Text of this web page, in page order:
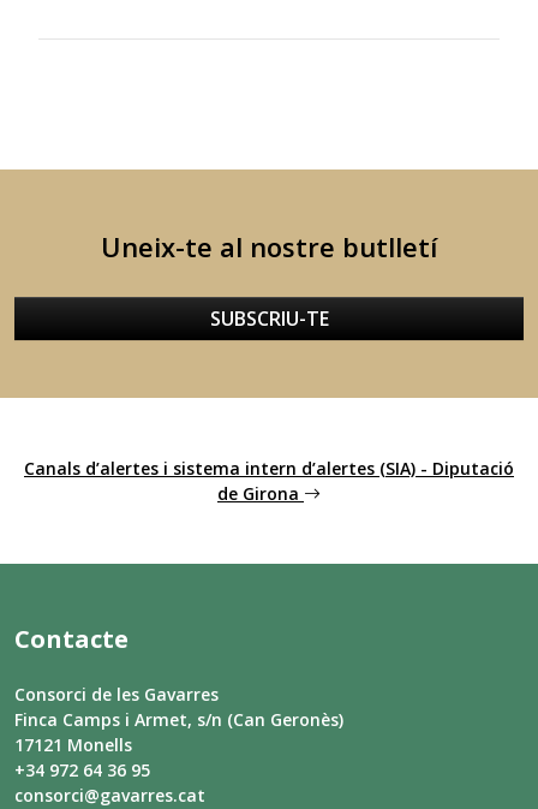
Uneix-te al nostre butlletí
SUBSCRIU-TE
Canals d’alertes i sistema intern d’alertes (SIA) - Diputació
de Girona
Contacte
Consorci de les Gavarres
Finca Camps i Armet, s/n (Can Geronès)
17121 Monells
+34 972 64 36 95
consorci@gavarres.cat